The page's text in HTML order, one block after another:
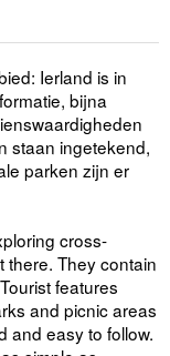
Ierland is in
bijna
staan ingetekend,
parken zijn er
cross-
there. They contain
features
and picnic areas
and easy to follow.